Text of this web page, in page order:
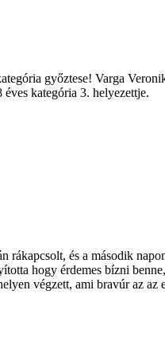
győztese! Varga
kategória 3. helyezettje.
rákapcsolt, és a második
hogy érdemes bízni
végzett, ami bravúr az az